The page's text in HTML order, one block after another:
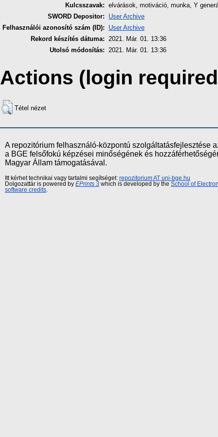
Kulcsszavak: elvárások, motiváció, munka, Y
SWORD Depositor:
User Archive
Felhasználói azonosító szám (ID):
User Archive
Rekord készítés dátuma:
2021. Már. 01. 13:36
Utolsó módosítás:
2021. Már. 01. 13:36
Actions (login
Tétel nézet
A repozitórium felhasználó-központú szolgáltatásfejlesztése
a BGE felsőfokú képzései minőségének és
Magyar Állam támogatásával.
Itt kérhet technikai vagy tartalmi segítséget: repozitorium AT uni-bge.hu
Dolgozattár is powered by EPrints 3 which is developed by the School of
software credits